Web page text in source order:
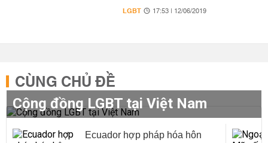
LGBT 17:53 | 12/06/2019
CÙNG CHỦ ĐỀ
Cộng đồng LGBT tại Việt Nam
Ecuador hợp pháp hóa hôn